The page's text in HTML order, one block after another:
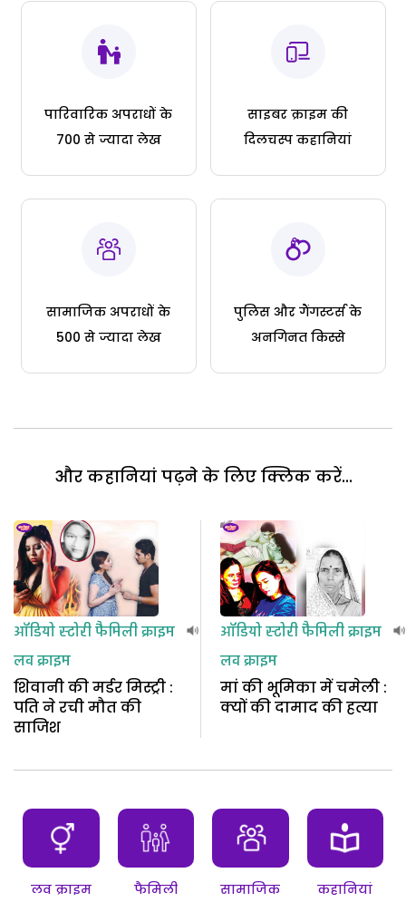
पारिवारिक अपराधों के
700 से ज्यादा लेख
साइबर क्राइम की
दिलचस्प कहानियां
सामाजिक अपराधों के
500 से ज्यादा लेख
पुलिस और गैंगस्टर्स के
अनगिनत किस्से
और कहानियां पढ़ने के लिए क्लिक करें...
ऑडियो स्टोरीफैमिली क्राइम
लव क्राइम
शिवानी की मर्डर मिस्ट्री :
पति ने रची मौत की
साजिश
ऑडियो स्टोरीफैमिली क्राइम
लव क्राइम
मां की भूमिका में चमेली :
क्यों की दामाद की हत्या
लव क्राइम फैमिली सामाजिक कहानियां